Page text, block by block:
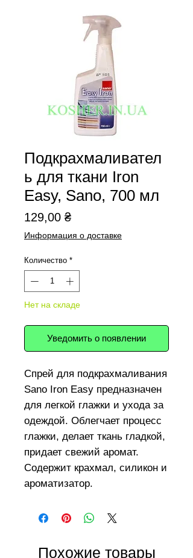
Подкрахмаливател
ь для ткани Iron
Easy, Sano, 700 мл
129,00 ₴Цена
Информация о доставке
Количество *
Нет на складе
Уведомить о появлении
Спрей для подкрахмаливания
Sano Iron Easy предназначен
для легкой глажки и ухода за
одеждой. Облегчает процесс
глажки, делает ткань гладкой,
придает свежий аромат.
Содержит крахмал, силикон и
ароматизатор.
или применения пара.
средство на белье и
Похожие товары